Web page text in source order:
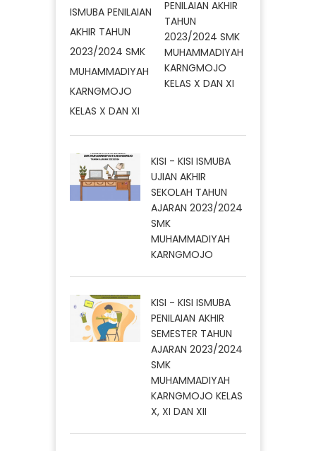
PENILAIAN AKHIR
TAHUN
2023/2024 SMK
MUHAMMADIYAH
KARNGMOJO
KELAS X DAN XI
KISI - KISI ISMUBA
UJIAN AKHIR
SEKOLAH TAHUN
AJARAN 2023/2024
SMK
MUHAMMADIYAH
KARNGMOJO
KISI - KISI ISMUBA
PENILAIAN AKHIR
SEMESTER TAHUN
AJARAN 2023/2024
SMK
MUHAMMADIYAH
KARNGMOJO KELAS
X, XI DAN XII